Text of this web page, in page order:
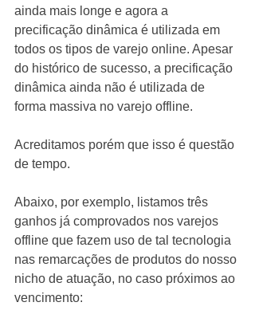
ainda mais longe e agora a
precificação dinâmica é utilizada em
todos os tipos de varejo online. Apesar
do histórico de sucesso, a precificação
dinâmica ainda não é utilizada de
forma massiva no varejo offline.
Acreditamos porém que isso é questão
de tempo.
Abaixo, por exemplo, listamos três
ganhos já comprovados nos varejos
offline que fazem uso de tal tecnologia
nas remarcações de produtos do nosso
nicho de atuação, no caso próximos ao
vencimento: